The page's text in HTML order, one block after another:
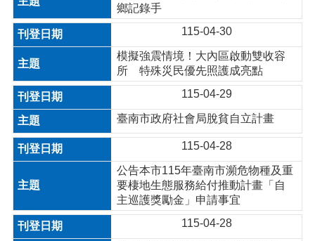
鄉記錄手
115-04-30
模擬強震情境！大內區啟動雙收容
所 特殊災民優先照護成亮點
115-04-29
臺南市政府社會局脫貧自立計畫
115-04-28
公告本市115年臺南市瀕危物種及重
要棲地生態服務給付推動計畫「自
主巡護獎勵金」申請事宜
115-04-28